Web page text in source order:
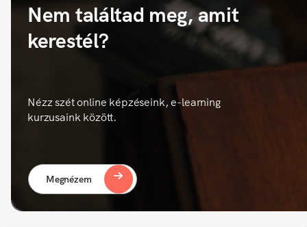
Nem találtad meg, amit
kerestél?
Nézz szét online képzéseink, e-learning
kurzusaink között.
Megnézem